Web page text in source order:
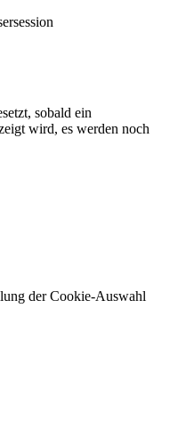
sobald ein
wird, es werden noch
der Cookie-Auswahl